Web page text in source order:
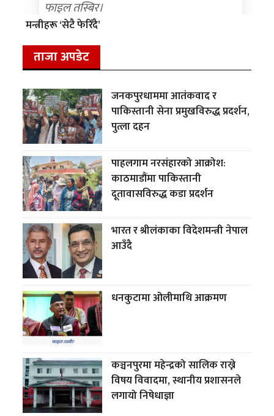
मन्त्रीहरू ‘सेटै फेरिँदै’
ताजा अपडेट
जनकपुरधाममा आतंकवाद र
पाकिस्तानी सेना प्रमुखविरुद्ध प्रदर्शन,
पुत्ला दहन
पाहलगाम नरसंहारको आक्रोश:
काठमाडौंमा पाकिस्तानी
दूतावासविरुद्ध कडा प्रदर्शन
भारत र श्रीलंकाका विदेशमन्त्री नेपाल
आउँदै
धनकुटामा ओलीमाथि आक्रमण
कञ्चनपुरमा महेन्द्रको सालिक राख्ने
विषय विवादमा, स्थानीय प्रशासनले
लगायो निषेधाज्ञा